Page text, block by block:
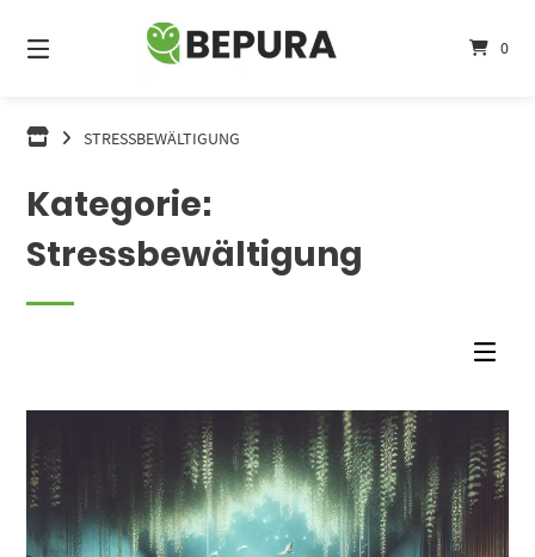
zum
Inhalt
0
STRESSBEWÄLTIGUNG
Kategorie:
Stressbewältigung